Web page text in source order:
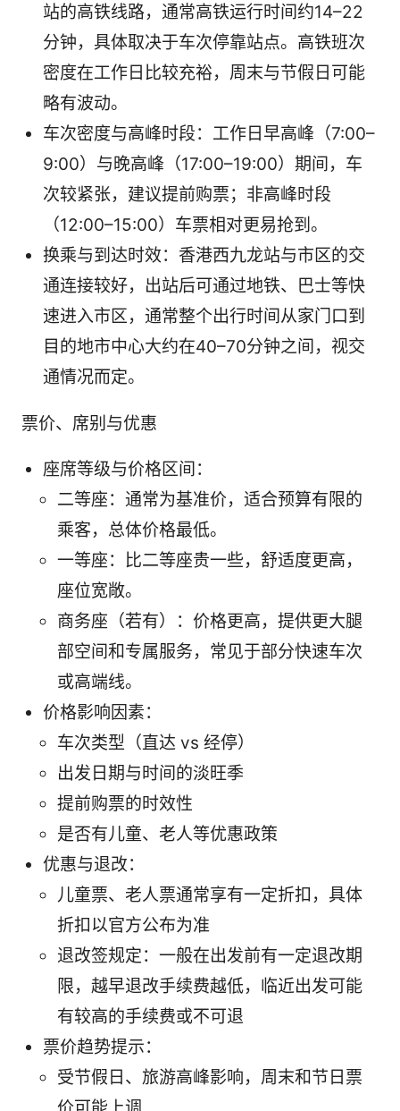
站的高铁线路，通常高铁运行时间约14–22
分钟，具体取决于车次停靠站点。高铁班次
密度在工作日比较充裕，周末与节假日可能
略有波动。
车次密度与高峰时段：工作日早高峰（7:00–
9:00）与晚高峰（17:00–19:00）期间，车
次较紧张，建议提前购票；非高峰时段
（12:00–15:00）车票相对更易抢到。
换乘与到达时效：香港西九龙站与市区的交
通连接较好，出站后可通过地铁、巴士等快
速进入市区，通常整个出行时间从家门口到
目的地市中心大约在40–70分钟之间，视交
通情况而定。
票价、席别与优惠
座席等级与价格区间：
二等座：通常为基准价，适合预算有限的
乘客，总体价格最低。
一等座：比二等座贵一些，舒适度更高，
座位宽敞。
商务座（若有）：价格更高，提供更大腿
部空间和专属服务，常见于部分快速车次
或高端线。
价格影响因素：
车次类型（直达 vs 经停）
出发日期与时间的淡旺季
提前购票的时效性
是否有儿童、老人等优惠政策
优惠与退改：
儿童票、老人票通常享有一定折扣，具体
折扣以官方公布为准
退改签规定：一般在出发前有一定退改期
限，越早退改手续费越低，临近出发可能
有较高的手续费或不可退
票价趋势提示：
受节假日、旅游高峰影响，周末和节日票